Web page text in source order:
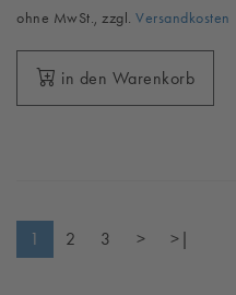
ohne MwSt., zzgl. Versandkosten
in den Warenkorb
1 2 3 > >|